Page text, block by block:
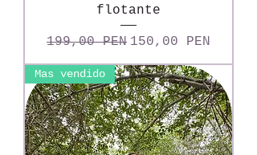
flotante
Precio
199,00 PEN Precio de oferta
150,00 PEN
Mas vendido